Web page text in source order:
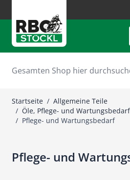
Suche
Startseite / Allgemeine Teile
/ Öle, Pflege- und Wartungsbedarf
/ Pflege- und Wartungsbedarf
Pflege- und